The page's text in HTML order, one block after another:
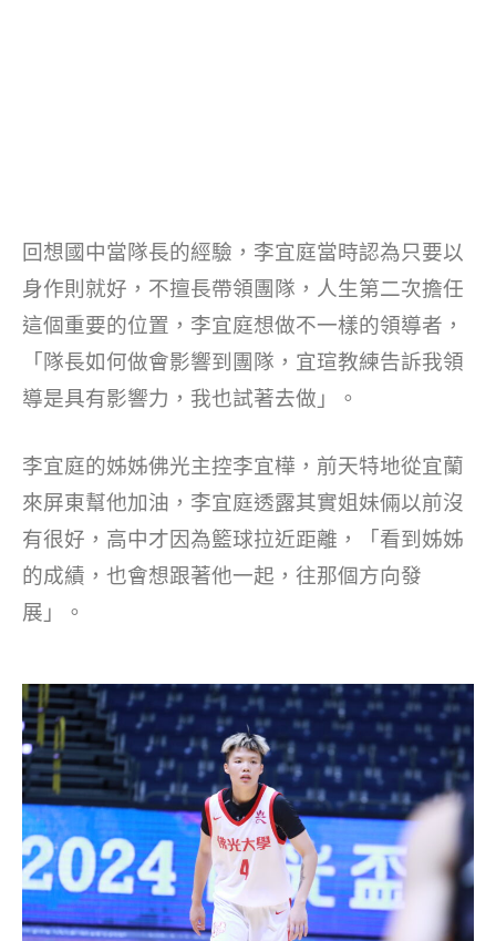
回想國中當隊長的經驗，李宜庭當時認為只要以
身作則就好，不擅長帶領團隊，人生第二次擔任
這個重要的位置，李宜庭想做不一樣的領導者，
「隊長如何做會影響到團隊，宜瑄教練告訴我領
導是具有影響力，我也試著去做」。
李宜庭的姊姊佛光主控李宜樺，前天特地從宜蘭
來屏東幫他加油，李宜庭透露其實姐妹倆以前沒
有很好，高中才因為籃球拉近距離，「看到姊姊
的成績，也會想跟著他一起，往那個方向發
展」。